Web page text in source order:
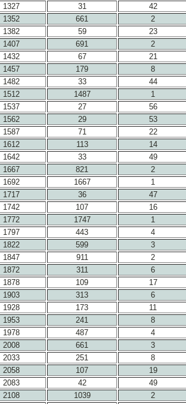
1327 31 42
1352 661 2
1382 59 23
1407 691 2
1432 67 21
1457 179 8
1482 33 44
1512 1487 1
1537 27 56
1562 29 53
1587 71 22
1612 113 14
1642 33 49
1667 821 2
1692 1667 1
1717 36 47
1742 107 16
1772 1747 1
1797 443 4
1822 599 3
1847 911 2
1872 311 6
1878 109 17
1903 313 6
1928 173 11
1953 241 8
1978 487 4
2008 661 3
2033 251 8
2058 107 19
2083 42 49
2108 1039 2